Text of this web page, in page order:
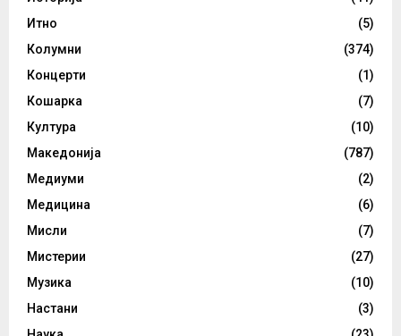
Итно
(5)
Колумни
(374)
Концерти
(1)
Кошарка
(7)
Култура
(10)
Македонија
(787)
Медиуми
(2)
Медицина
(6)
Мисли
(7)
Мистерии
(27)
Музика
(10)
Настани
(3)